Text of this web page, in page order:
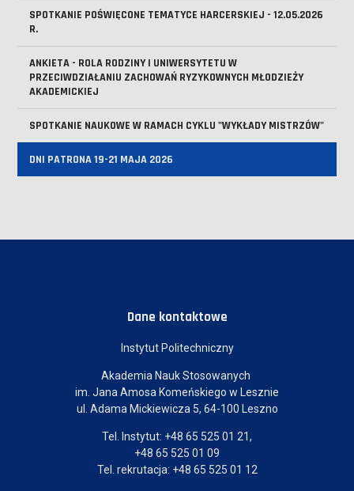
SPOTKANIE POŚWIĘCONE TEMATYCE HARCERSKIEJ - 12.05.2026
R.
ANKIETA - ROLA RODZINY I UNIWERSYTETU W
PRZECIWDZIAŁANIU ZACHOWAŃ RYZYKOWNYCH MŁODZIEŻY
AKADEMICKIEJ
SPOTKANIE NAUKOWE W RAMACH CYKLU "WYKŁADY MISTRZÓW"
DNI PATRONA 19-21 MAJA 2026
Dane kontaktowe
Instytut Politechniczny
Akademia Nauk Stosowanych
im. Jana Amosa Komeńskiego w Lesznie
ul. Adama Mickiewicza 5, 64-100 Leszno
Tel. Instytut: +48 65 525 01 21,
+48 65 525 01 09
Tel. rekrutacja: +48 65 525 01 12